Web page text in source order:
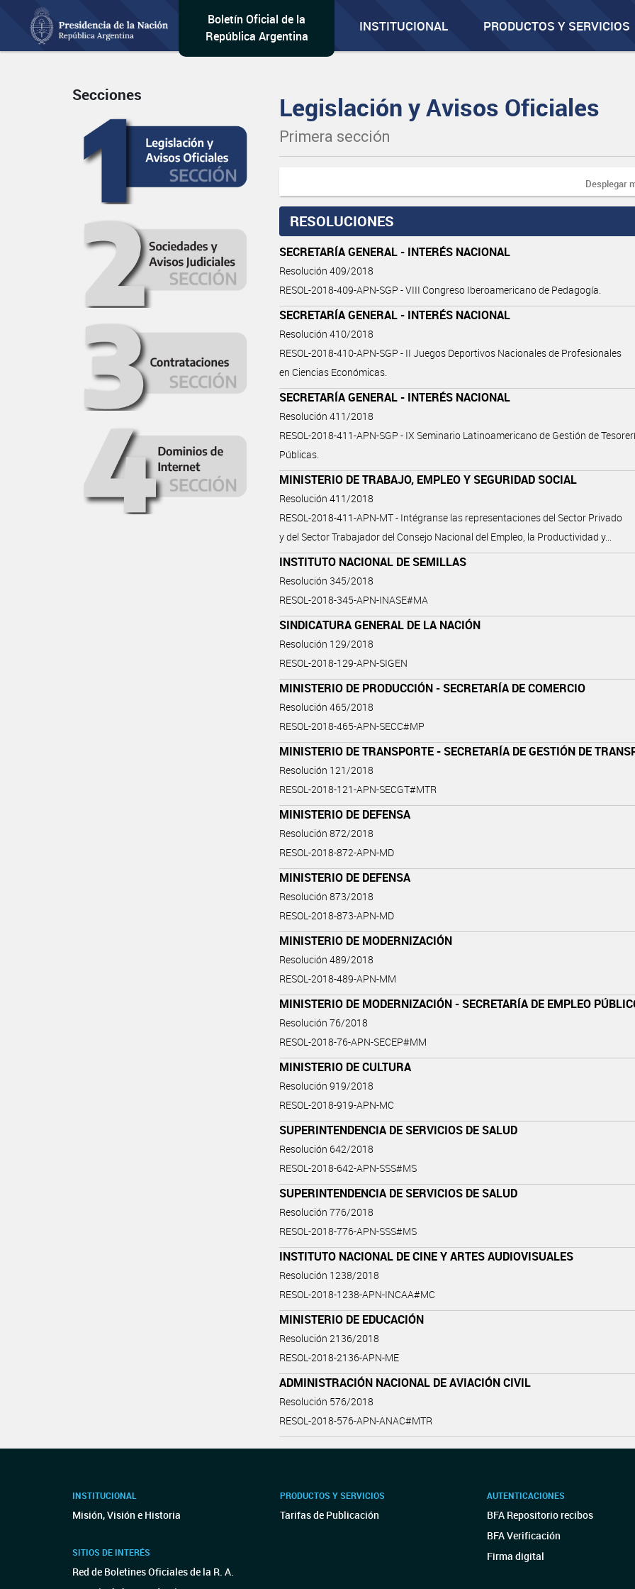
Boletín Oficial de la
República Argentina
INSTITUCIONAL PRODUCTOS Y SERVICIOS
Secciones Legislación y Avisos Oficiales
Primera sección
Desplegar
RESOLUCIONES
SECRETARÍA GENERAL - INTERÉS NACIONAL
Resolución 409/2018
RESOL-2018-409-APN-SGP - VIII Congreso Iberoamericano de Pedagogía.
SECRETARÍA GENERAL - INTERÉS NACIONAL
Resolución 410/2018
RESOL-2018-410-APN-SGP - II Juegos Deportivos Nacionales de Profesionales
en Ciencias Económicas.
SECRETARÍA GENERAL - INTERÉS NACIONAL
Resolución 411/2018
RESOL-2018-411-APN-SGP - IX Seminario Latinoamericano de Gestión de
Públicas.
MINISTERIO DE TRABAJO, EMPLEO Y SEGURIDAD SOCIAL
Resolución 411/2018
RESOL-2018-411-APN-MT - Intégranse las representaciones del Sector Privado
y del Sector Trabajador del Consejo Nacional del Empleo, la Productividad y...
INSTITUTO NACIONAL DE SEMILLAS
Resolución 345/2018
RESOL-2018-345-APN-INASE#MA
SINDICATURA GENERAL DE LA NACIÓN
Resolución 129/2018
RESOL-2018-129-APN-SIGEN
MINISTERIO DE PRODUCCIÓN - SECRETARÍA DE COMERCIO
Resolución 465/2018
RESOL-2018-465-APN-SECC#MP
MINISTERIO DE TRANSPORTE - SECRETARÍA DE GESTIÓN DE
Resolución 121/2018
RESOL-2018-121-APN-SECGT#MTR
MINISTERIO DE DEFENSA
Resolución 872/2018
RESOL-2018-872-APN-MD
MINISTERIO DE DEFENSA
Resolución 873/2018
RESOL-2018-873-APN-MD
MINISTERIO DE MODERNIZACIÓN
Resolución 489/2018
RESOL-2018-489-APN-MM
MINISTERIO DE MODERNIZACIÓN - SECRETARÍA DE EMPLEO
Resolución 76/2018
RESOL-2018-76-APN-SECEP#MM
MINISTERIO DE CULTURA
Resolución 919/2018
RESOL-2018-919-APN-MC
SUPERINTENDENCIA DE SERVICIOS DE SALUD
Resolución 642/2018
RESOL-2018-642-APN-SSS#MS
SUPERINTENDENCIA DE SERVICIOS DE SALUD
Resolución 776/2018
RESOL-2018-776-APN-SSS#MS
INSTITUTO NACIONAL DE CINE Y ARTES AUDIOVISUALES
Resolución 1238/2018
RESOL-2018-1238-APN-INCAA#MC
MINISTERIO DE EDUCACIÓN
Resolución 2136/2018
RESOL-2018-2136-APN-ME
ADMINISTRACIÓN NACIONAL DE AVIACIÓN CIVIL
Resolución 576/2018
RESOL-2018-576-APN-ANAC#MTR
INSTITUCIONAL
Misión, Visión e Historia
SITIOS DE INTERÉS
Red de Boletines Oficiales de la R. A.
PRODUCTOS Y SERVICIOS
Tarifas de Publicación
AUTENTICACIONES
BFA Repositorio recibos
BFA Verificación
Firma digital